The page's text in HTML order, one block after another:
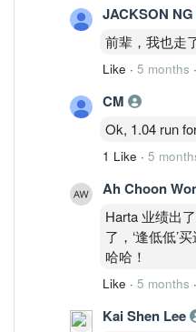
JACKSON NG
前辈，我也走
Like · 5 months ·
CM
Ok, 1.04 run
1 Like · 5
Ah Choon
Harta 业绩出
了，‘逢低低’
哈哈！
Like · 5 months ·
Kai Shen Lee